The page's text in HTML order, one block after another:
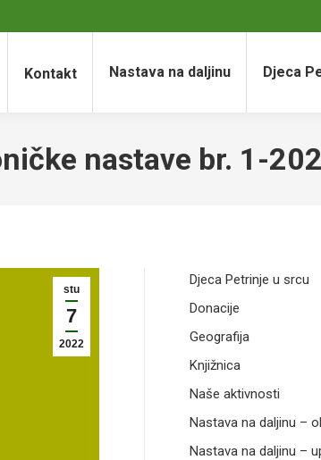
Kontakt Nastava na daljinu Djeca
nastave br. 1-
stu
7
2022
Djeca Petrinje u srcu
Donacije
Geografija
Knjižnica
Naše aktivnosti
Nastava na daljinu –
Nastava na daljinu –